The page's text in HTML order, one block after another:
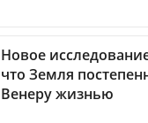
Новое
что Земля
Венеру жизнью